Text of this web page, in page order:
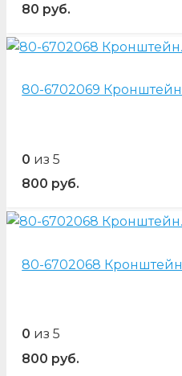
80 руб.
80-6702069 Кронштейн
0 из 5
800 руб.
80-6702068 Кронштейн
0 из 5
800 руб.